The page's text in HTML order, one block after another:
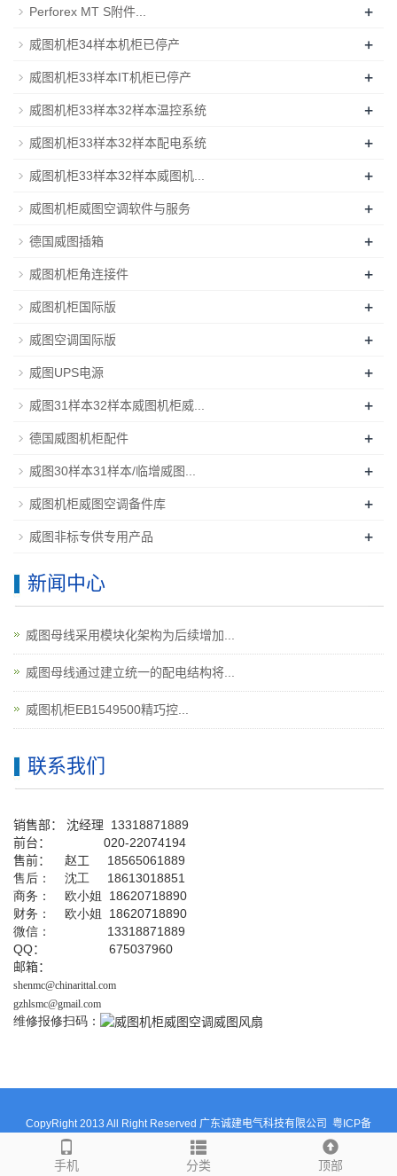
Perforex MT S附件... +
威图机柜34样本机柜已停产 +
威图机柜33样本IT机柜已停产 +
威图机柜33样本32样本温控系统 +
威图机柜33样本32样本配电系统 +
威图机柜33样本32样本威图机... +
威图机柜威图空调软件与服务 +
德国威图插箱 +
威图机柜角连接件 +
威图机柜国际版 +
威图空调国际版 +
威图UPS电源 +
威图31样本32样本威图机柜威... +
德国威图机柜配件 +
威图30样本31样本/临增威图... +
威图机柜威图空调备件库 +
威图非标专供专用产品 +
新闻中心
威图母线采用模块化架构为后续增加...
威图母线通过建立统一的配电结构将...
威图机柜EB1549500精巧控...
联系我们
销售部： 沈经理 13318871889
前台： 020-22074194
售前： 赵工 18565061889
售后： 沈工 18613018851
商务： 欧小姐 18620718890
财务： 欧小姐 18620718890
微信： 13318871889
QQ： 675037960
邮箱：
shenmc@chinarittal.com
gzhlsmc@gmail.com
维修报修扫码：
手机 分类 顶部
CopyRight 2013 All Right Reserved 广东诚建电气科技有限公司 粤ICP备
11032078号